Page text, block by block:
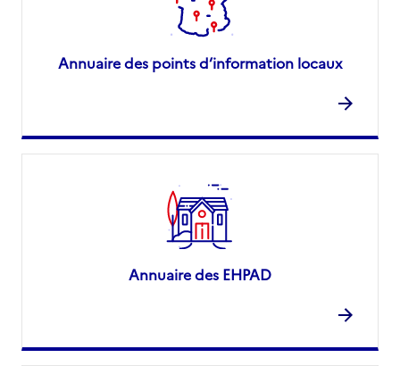
Annuaire des points d’information locaux
Annuaire des EHPAD